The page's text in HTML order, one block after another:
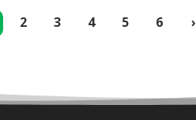
(current)
2 3 4 5 6 ›